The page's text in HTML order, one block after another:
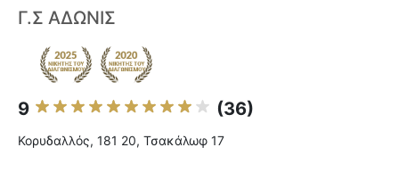
Γ.Σ ΑΔΩΝΙΣ
9 (36)
Κορυδαλλός, 181 20, Τσακάλωφ 17